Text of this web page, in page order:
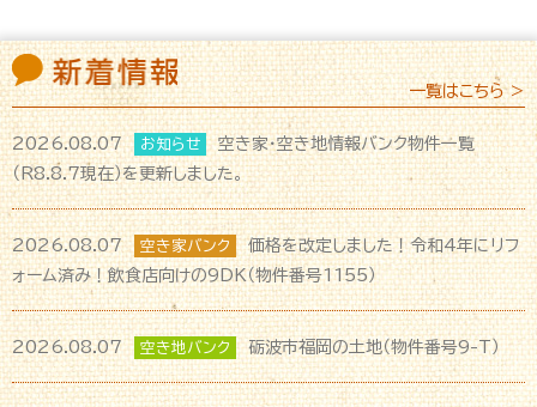
一覧はこちら >
2026.08.07 お知らせ
空き家・空き地情報バンク物件一覧
（R8.8.7現在）を更新しました。
2026.08.07 空き家バンク
価格を改定しました！令和4年にリフ
ォーム済み！飲食店向けの9DK（物件番号1155）
2026.08.07 空き地バンク 砺波市福岡の土地（物件番号9-T）